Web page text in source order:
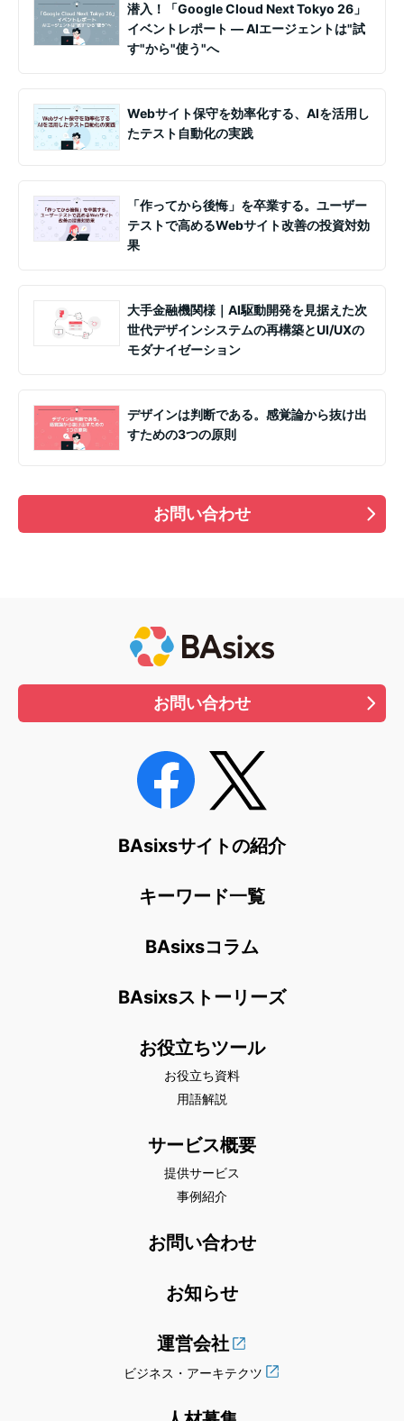
潜入！「Google Cloud Next Tokyo 26」
イベントレポート ― AIエージェントは"試
す"から"使う"へ
Webサイト保守を効率化する、AIを活用し
たテスト自動化の実践
「作ってから後悔」を卒業する。ユーザー
テストで高めるWebサイト改善の投資対効
果
大手金融機関様｜AI駆動開発を見据えた次
世代デザインシステムの再構築とUI/UXの
モダナイゼーション
デザインは判断である。感覚論から抜け出
すための3つの原則
お問い合わせ
お問い合わせ
BAsixsサイトの紹介
キーワード一覧
BAsixsコラム
BAsixsストーリーズ
お役立ちツール
お役立ち資料
用語解説
サービス概要
提供サービス
事例紹介
お問い合わせ
お知らせ
運営会社
ビジネス・アーキテクツ